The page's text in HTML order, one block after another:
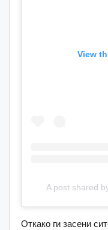
View
A post shared
Откако ги засени